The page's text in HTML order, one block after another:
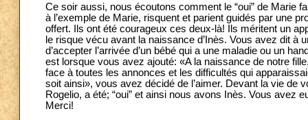
Ce soir aussi, nous écoutons comment le “oui” de Marie
à l’exemple de Marie, risquent et parient guidés par une
offert. Ils ont été courageux ces deux-là! Ils méritent un
le risque vécu avant la naissance d’Inès. Vous avez dit
d’accepter l’arrivée d’un bébé qui a une maladie ou un
est lorsque vous avez ajouté: «A la naissance de notre
face à toutes les annonces et les difficultés qui
soit ainsi», vous avez décidé de l’aimer. Devant la vie de
Rogelio, a été; “oui” et ainsi nous avons Inès. Vous avez
Merci!